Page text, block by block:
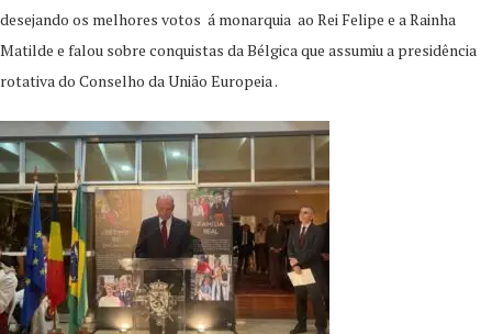
desejando os melhores votos á monarquia ao Rei Felipe e a Rainha
Matilde e falou sobre conquistas da Bélgica que assumiu a presidência
rotativa do Conselho da União Europeia .